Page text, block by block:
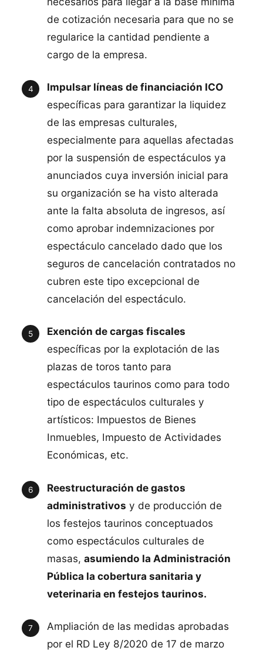
de cotización necesaria para que no se
regularice la cantidad pendiente a
cargo de la empresa.
Impulsar líneas de financiación ICO
específicas para garantizar la liquidez
de las empresas culturales,
especialmente para aquellas afectadas
por la suspensión de espectáculos ya
anunciados cuya inversión inicial para
su organización se ha visto alterada
ante la falta absoluta de ingresos, así
como aprobar indemnizaciones por
espectáculo cancelado dado que los
seguros de cancelación contratados no
cubren este tipo excepcional de
cancelación del espectáculo.
Exención de cargas fiscales
específicas por la explotación de las
plazas de toros tanto para
espectáculos taurinos como para todo
tipo de espectáculos culturales y
artísticos: Impuestos de Bienes
Inmuebles, Impuesto de Actividades
Económicas, etc.
Reestructuración de gastos
administrativos y de producción de
los festejos taurinos conceptuados
como espectáculos culturales de
masas,asumiendo la Administración
Pública la cobertura sanitaria y
veterinaria en festejos taurinos.
Ampliación de las medidas aprobadas
por el RD Ley 8/2020 de 17 de marzo